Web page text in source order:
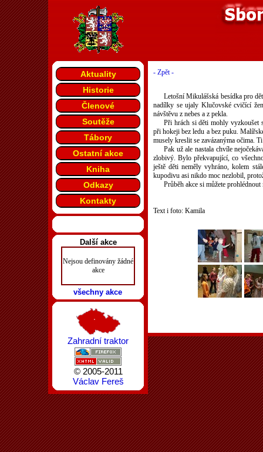
- Zpět -
Letošní Mikulášská besídka pro
nadílky se ujaly Klučovské cvičící
návštěvu z nebes a z pekla.
Při hrách si děti mohly vyzkoušet
při hokeji bez ledu a bez puku.
musely kreslit se zavázanýma očima.
Pak už ale nastala chvíle
zlobivý. Bylo překvapující, co
ještě děti neměly vyhráno, kolem
kupodivu asi nikdo moc nezlobil,
Průběh akce si můžete prohlédnout
Text i foto: Kamila
Aktuality
Historie
Členové
Soutěže
Tábory
Ostatní akce
Kniha
Odkazy
Kontakty
Další akce
Nejsou definovány žádné
akce
všechny akce
Zahradní traktor
© 2005-2011
Václav Fereš